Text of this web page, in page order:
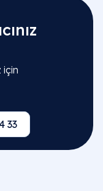
için
33